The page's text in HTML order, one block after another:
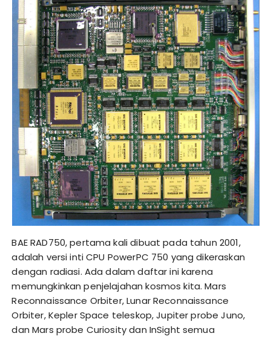
BAE RAD750, pertama kali dibuat pada tahun 2001,
adalah versi inti CPU PowerPC 750 yang dikeraskan
dengan radiasi. Ada dalam daftar ini karena
memungkinkan penjelajahan kosmos kita. Mars
Reconnaissance Orbiter, Lunar Reconnaissance
Orbiter, Kepler Space teleskop, Jupiter probe Juno,
dan Mars probe Curiosity dan InSight semua